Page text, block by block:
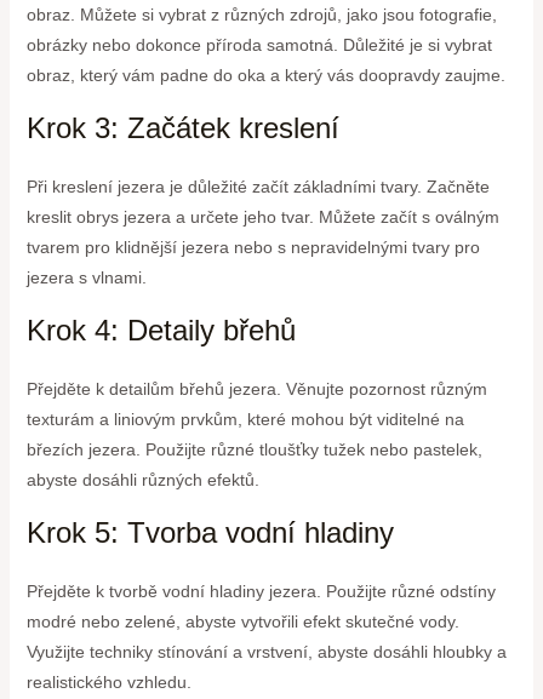
obraz. Můžete si vybrat z různých zdrojů, jako jsou fotografie,
obrázky nebo dokonce příroda samotná. Důležité je si vybrat
obraz, který vám padne do oka a který vás doopravdy zaujme.
Krok 3: Začátek kreslení
Při kreslení jezera je důležité začít základními tvary. Začněte
kreslit obrys jezera a určete jeho tvar. Můžete začít s oválným
tvarem pro klidnější jezera nebo s nepravidelnými tvary pro
jezera s vlnami.
Krok 4: Detaily břehů
Přejděte k detailům břehů jezera. Věnujte pozornost různým
texturám a liniovým prvkům, které mohou být viditelné na
březích jezera. Použijte různé tloušťky tužek nebo pastelek,
abyste dosáhli různých efektů.
Krok 5: Tvorba vodní hladiny
Přejděte k tvorbě vodní hladiny jezera. Použijte různé odstíny
modré nebo zelené, abyste vytvořili efekt skutečné vody.
Využijte techniky stínování a vrstvení, abyste dosáhli hloubky a
realistického vzhledu.